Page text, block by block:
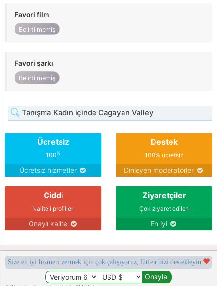
Favori film
Belirtilmemiş
Favori şarkı
Belirtilmemiş
Tanışma Kadın içinde Cagayan Valley
Ücretsiz
100%
Ücretsiz hizmetler
Destek
100% ücretsiz
Dinleyen moderatörler
Ciddi
kaliteli profiller
Onaylı kalite
Ziyaretçiler
Çok ziyaret edilen
En iyi
Size en iyi hizmeti vermek için çok çalışıyoruz, lütfen bizi destekleyin